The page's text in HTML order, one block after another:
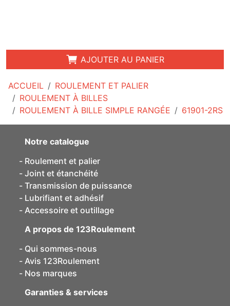
ACCUEIL
ROULEMENT ET PALIER
ROULEMENT À BILLES
ROULEMENT À BILLE SIMPLE RANGÉE
61901-2RS
AJOUTER AU PANIER
Notre catalogue
Roulement et palier
Joint et étanchéité
Transmission de puissance
Lubrifiant et adhésif
Accessoire et outillage
A propos de 123Roulement
Qui sommes-nous
Avis 123Roulement
Nos marques
Garanties & services